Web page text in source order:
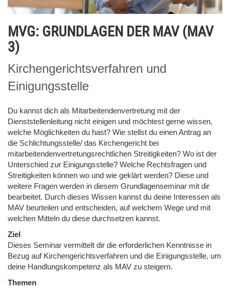
MVG: GRUNDLAGEN DER MAV (MAV
3)
Kirchengerichtsverfahren und
Einigungsstelle
Du kannst dich als Mitarbeitendenvertretung mit der
Dienststellenleitung nicht einigen und möchtest gerne wissen,
welche Möglichkeiten du hast? Wie stellst du einen Antrag an
die Schlichtungsstelle/ das Kirchengericht bei
mitarbeitendenvertretungsrechtlichen Streitigkeiten? Wo ist der
Unterschied zur Einigungsstelle? Welche Rechtsfragen und
Streitigkeiten können wo und wie geklärt werden? Diese und
weitere Fragen werden in diesem Grundlagenseminar mit dir
bearbeitet. Durch dieses Wissen kannst du deine Interessen als
MAV beurteilen und entscheiden, auf welchem Wege und mit
welchen Mitteln du diese durchsetzen kannst.
Ziel
Dieses Seminar vermittelt dir die erforderlichen Kenntnisse in
Bezug auf Kirchengerichtsverfahren und die Einigungsstelle, um
deine Handlungskompetenz als MAV zu steigern.
Themen